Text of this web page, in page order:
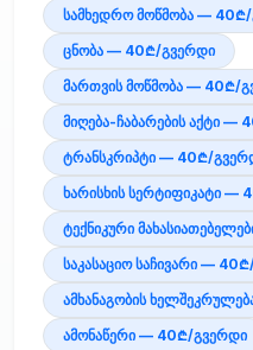
სამხედრო მოწმობა —
ცნობა — 40₾/გვერდი
მართვის მოწმობა — 40₾/
მიღება-ჩაბარების აქტი —
ტრანსკრიპტი — 40₾/
ხარისხის სერტიფიკატი —
ტექნიკური
საკასაციო საჩივარი —
ამხანაგობის
ამონაწერი — 40₾/გვერდი